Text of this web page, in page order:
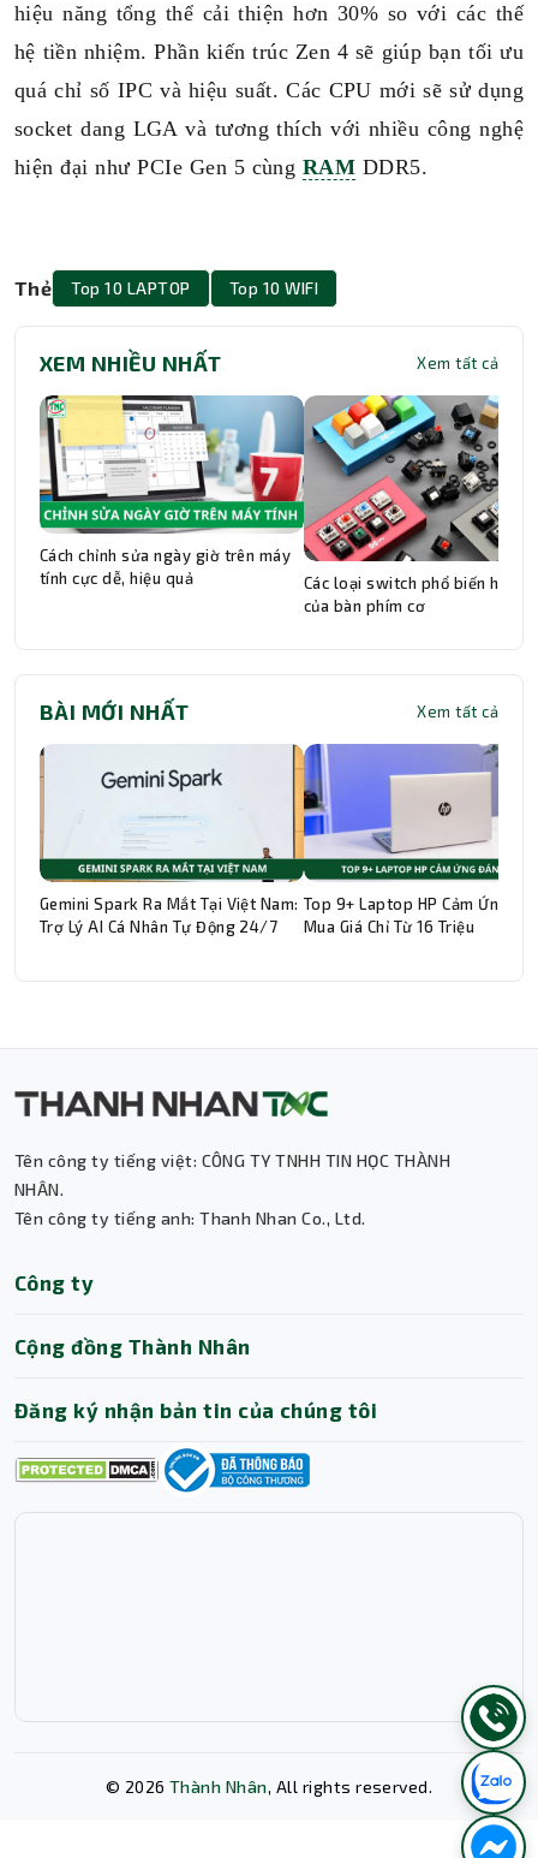
hiệu năng tổng thể cải thiện hơn 30% so với các thế
hệ tiền nhiệm. Phần kiến trúc Zen 4 sẽ giúp bạn tối ưu
quá chỉ số IPC và hiệu suất. Các CPU mới sẽ sử dụng
socket dang LGA và tương thích với nhiều công nghệ
hiện đại như PCIe Gen 5 cùng RAM DDR5.
Thẻ Top 10 LAPTOP Top 10 WIFI
XEM NHIỀU NHẤT Xem tất cả
Cách chỉnh sửa ngày giờ trên máy
tính cực dễ, hiệu quả
Các loại switch phổ biến hiện
của bàn phím cơ
BÀI MỚI NHẤT Xem tất cả
Gemini Spark Ra Mắt Tại Việt Nam:
Trợ Lý AI Cá Nhân Tự Động 24/7
Top 9+ Laptop HP Cảm Ứng
Mua Giá Chỉ Từ 16 Triệu
Tên công ty tiếng việt: CÔNG TY TNHH TIN HỌC THÀNH
NHÂN.
Tên công ty tiếng anh: Thanh Nhan Co., Ltd.
Công ty
Cộng đồng Thành Nhân
Đăng ký nhận bản tin của chúng tôi
© 2026 Thành Nhân, All rights reserved.
Trợ lý AI • Phản hồi tức thì